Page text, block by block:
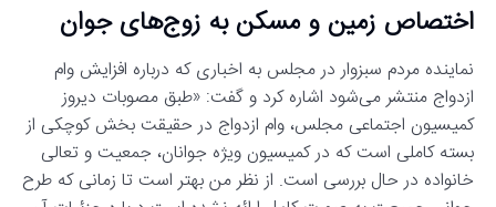
اختصاص زمین و مسکن به زوج‌های جوان
نماینده مردم سبزوار در مجلس به اخباری که درباره افزایش وام
ازدواج منتشر می‌شود اشاره کرد و گفت: «طبق مصوبات دیروز
کمیسیون اجتماعی مجلس، وام ازدواج در حقیقت بخش کوچکی از
بسته کاملی است که در کمیسیون ویژه جوانان، جمعیت و تعالی
خانواده در حال بررسی است. از نظر من بهتر است تا زمانی که طرح